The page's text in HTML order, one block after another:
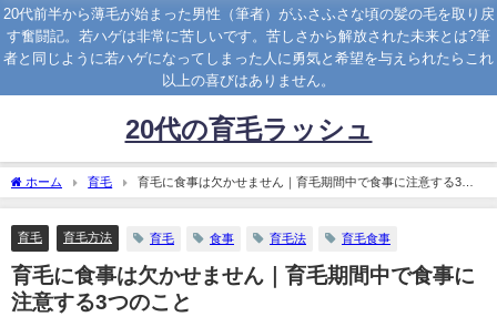
20代前半から薄毛が始まった男性（筆者）がふさふさな頃の髪の毛を取り戻
す奮闘記。若ハゲは非常に苦しいです。苦しさから解放された未来とは?筆
者と同じように若ハゲになってしまった人に勇気と希望を与えられたらこれ
以上の喜びはありません。
20代の育毛ラッシュ
ホーム 育毛
育毛に食事は欠かせません｜育毛期間中で食事に注意する3つ
のこと
育毛 育毛方法 育毛 食事 育毛法 育毛食事
育毛に食事は欠かせません｜育毛期間中で食事に
注意する3つのこと